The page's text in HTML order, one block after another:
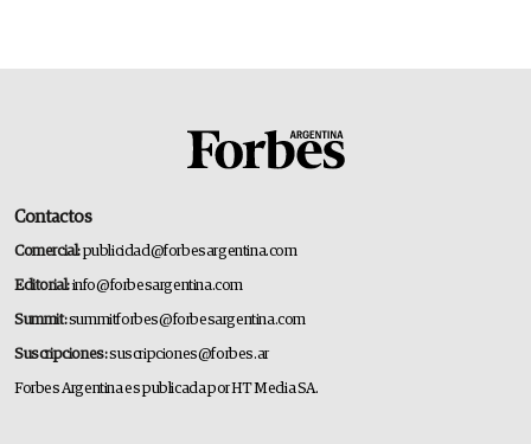
Contactos
Comercial:publicidad@forbesargentina.com
Editorial:info@forbesargentina.com
Summit:summitforbes@forbesargentina.com
Suscripciones:suscripciones@forbes.ar
Forbes Argentina es publicada por HT Media SA.